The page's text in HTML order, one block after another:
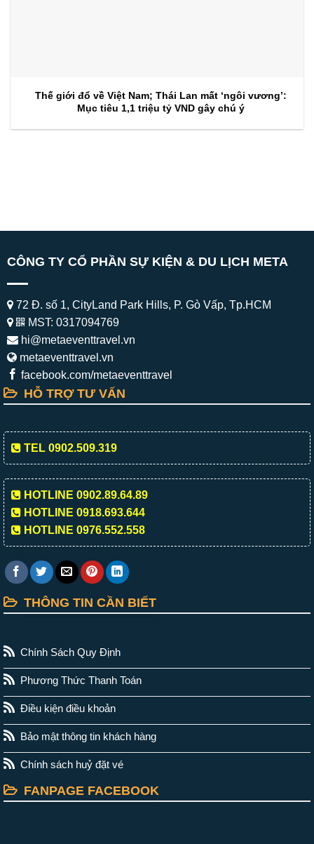
Thế giới đổ về Việt Nam; Thái Lan mất ‘ngôi vương’:
Mục tiêu 1,1 triệu tỷ VND gây chú ý
CÔNG TY CỔ PHẦN SỰ KIỆN & DU LỊCH META
72 Đ. số 1, CityLand Park Hills, P. Gò Vấp, Tp.HCM
MST: 0317094769
hi@metaeventtravel.vn
metaeventtravel.vn
facebook.com/metaeventtravel
HỖ TRỢ TƯ VẤN
TEL 0902.509.319
HOTLINE 0902.89.64.89
HOTLINE 0918.693.644
HOTLINE 0976.552.558
THÔNG TIN CẦN BIẾT
Chính Sách Quy Định
Phương Thức Thanh Toán
Điều kiện điều khoản
Bảo mật thông tin khách hàng
Chính sách huỷ đặt vé
FANPAGE FACEBOOK